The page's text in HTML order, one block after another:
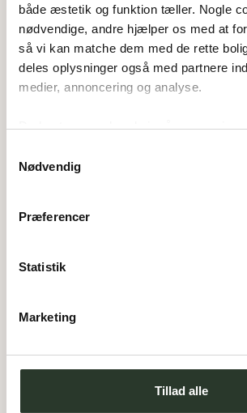
både æstetik og funktion tæller. Nogle
nødvendige, andre hjælper os med at
så vi kan matche dem med de rette
deles oplysninger også med partnere
medier, annoncering og analyse.
Du bestemmer, hvad vi må gemme i
Nødvendig
Præferencer
Statistik
Marketing
Tillad alle